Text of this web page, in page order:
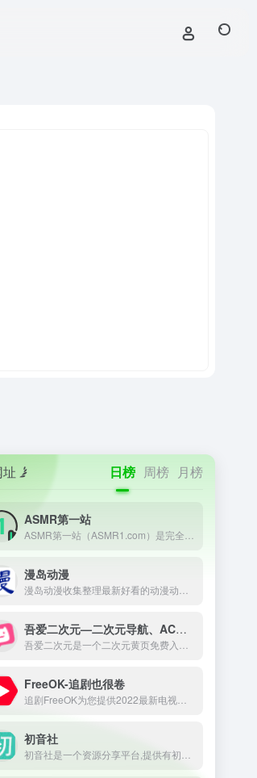
址 日榜 周榜 月榜
ASMR第一站
漫岛动漫
吾爱二次元—二次元导航、ACG导航、宅男导航
FreeOK-追剧也很卷
初音社